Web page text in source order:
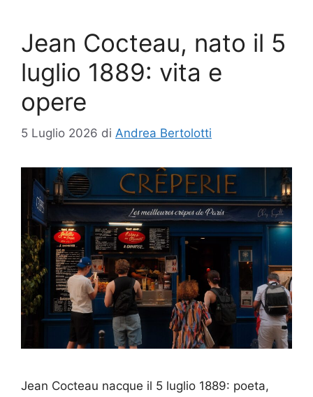
Jean Cocteau, nato il 5
luglio 1889: vita e
opere
5 Luglio 2026 di Andrea Bertolotti
Jean Cocteau nacque il 5 luglio 1889: poeta,